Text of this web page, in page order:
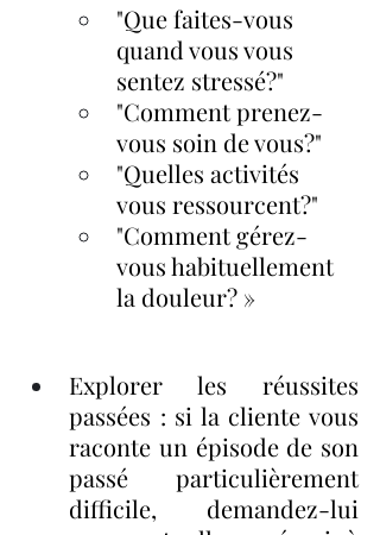
"Que faites-vous
quand vous vous
sentez stressé?"
"Comment prenez-
vous soin de vous?"
"Quelles activités
vous ressourcent?"
"Comment gérez-
vous habituellement
la douleur? »
Explorer les réussites
passées : si la cliente vous
raconte un épisode de son
passé particulièrement
difficile, demandez-lui